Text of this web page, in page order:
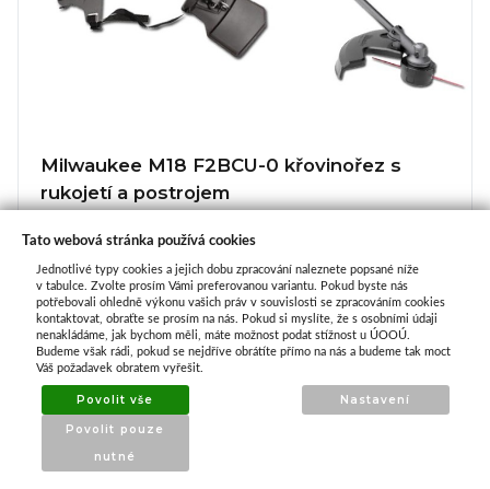
Milwaukee M18 F2BCU-0 křovinořez s
rukojetí a postrojem
16 990,00 Kč
Koupit
Tato webová stránka používá cookies
Jednotlivé typy cookies a jejich dobu zpracování naleznete popsané níže
v tabulce. Zvolte prosím Vámi preferovanou variantu. Pokud byste nás
potřebovali ohledně výkonu vašich práv v souvislosti se zpracováním cookies
kontaktovat, obraťte se prosím na nás. Pokud si myslíte, že s osobními údaji
nenakládáme, jak bychom měli, máte možnost podat stížnost u ÚOOÚ.
Budeme však rádi, pokud se nejdříve obrátíte přímo na nás a budeme tak moct
Váš požadavek obratem vyřešit.
Povolit vše
Povolit pouze
nutné
Nastavení